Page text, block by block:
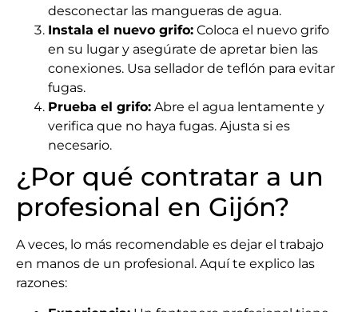
desconectar las mangueras de agua.
Instala el nuevo grifo: Coloca el nuevo grifo
en su lugar y asegúrate de apretar bien las
conexiones. Usa sellador de teflón para evitar
fugas.
Prueba el grifo: Abre el agua lentamente y
verifica que no haya fugas. Ajusta si es
necesario.
¿Por qué contratar a un
profesional en Gijón?
A veces, lo más recomendable es dejar el trabajo
en manos de un profesional. Aquí te explico las
razones: